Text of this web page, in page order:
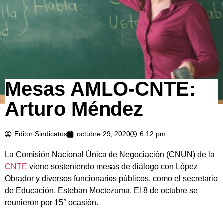
Mesas AMLO-CNTE:
Arturo Méndez
Editor Sindicatos octubre 29, 2020 6:12 pm
La Comisión Nacional Única de Negociación (CNUN) de la
CNTE viene sosteniendo mesas de diálogo con López
Obrador y diversos funcionarios públicos, como el secretario
de Educación, Esteban Moctezuma. El 8 de octubre se
reunieron por 15° ocasión.